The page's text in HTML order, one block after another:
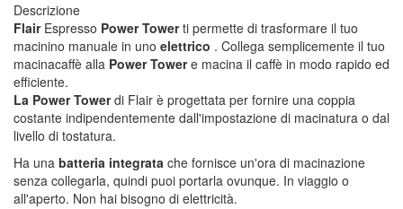
Descrizione
FlairEspresso Power Towerti permette di trasformare il tuo
macinino manuale in uno elettrico . Collega semplicemente il tuo
macinacaffè alla Power Towere macina il caffè in modo rapido ed
efficiente.
La Power Towerdi Flair è progettata per fornire una coppia
costante indipendentemente dall'impostazione di macinatura o dal
livello di tostatura.
Ha una batteria integrata che fornisce un'ora di macinazione
senza collegarla, quindi puoi portarla ovunque. In viaggio o
all'aperto. Non hai bisogno di elettricità.